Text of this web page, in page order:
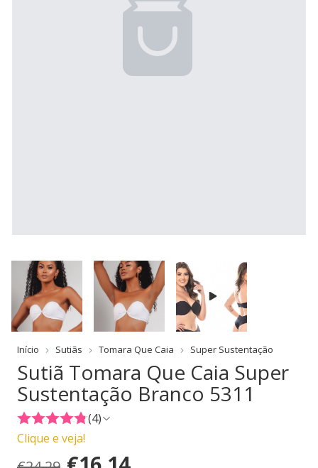
Início Sutiãs Tomara Que Caia Super Sustentação
Sutiã Tomara Que Caia Super
Sustentação Branco 5311
(4)
Clique e veja!